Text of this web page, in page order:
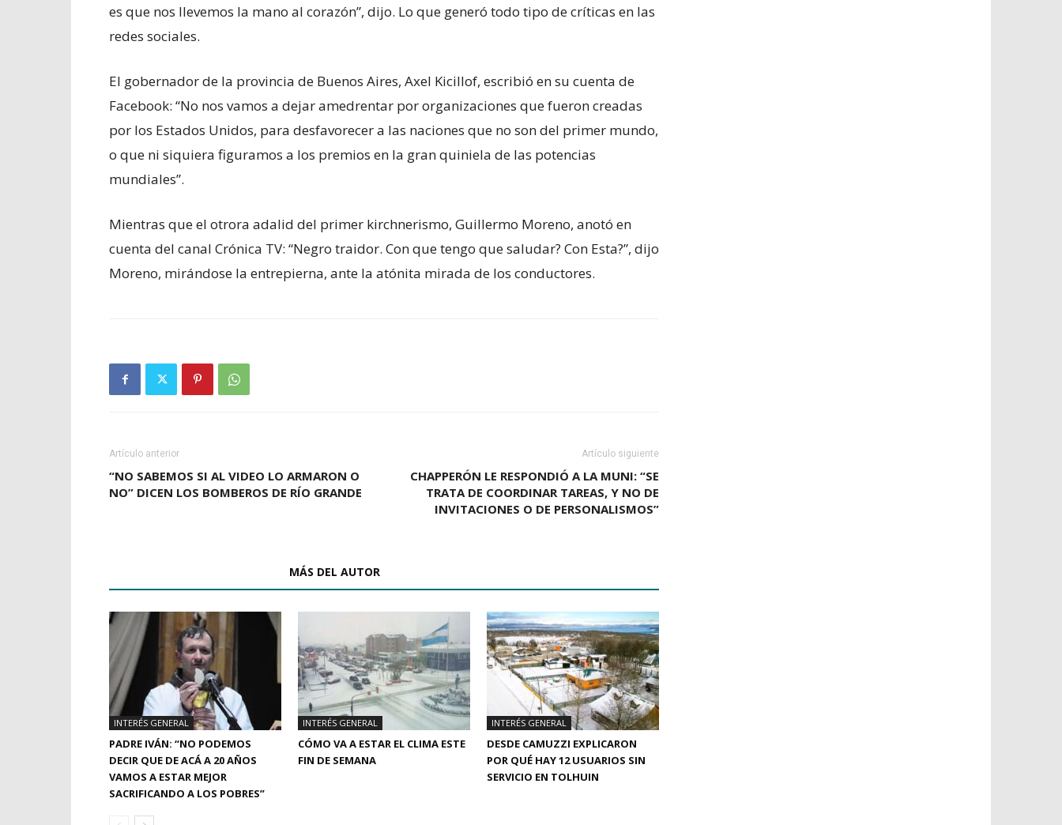
es que nos llevemos la mano al corazón”, dijo. Lo que generó todo tipo de críticas en las
redes sociales.
El gobernador de la provincia de Buenos Aires, Axel Kicillof, escribió en su cuenta de
Facebook: “No nos vamos a dejar amedrentar por organizaciones que fueron creadas
por los Estados Unidos, para desfavorecer a las naciones que no son del primer mundo,
o que ni siquiera figuramos a los premios en la gran quiniela de las potencias
mundiales”.
Mientras que el otrora adalid del primer kirchnerismo, Guillermo Moreno, anotó en
cuenta del canal Crónica TV: “Negro traidor. Con que tengo que saludar? Con Esta?”, dijo
Moreno, mirándose la entrepierna, ante la atónita mirada de los conductores.
Artículo anterior
“NO SABEMOS SI AL VIDEO LO ARMARON O
NO” DICEN LOS BOMBEROS DE RÍO GRANDE
Artículo siguiente
CHAPPERÓN LE RESPONDIÓ A LA MUNI: “SE
TRATA DE COORDINAR TAREAS, Y NO DE
INVITACIONES O DE PERSONALISMOS”
MÁS DEL AUTOR
INTERÉS GENERAL
PADRE IVÁN: “NO PODEMOS
DECIR QUE DE ACÁ A 20 AÑOS
VAMOS A ESTAR MEJOR
SACRIFICANDO A LOS POBRES”
INTERÉS GENERAL
CÓMO VA A ESTAR EL CLIMA ESTE
FIN DE SEMANA
INTERÉS GENERAL
DESDE CAMUZZI EXPLICARON
POR QUÉ HAY 12 USUARIOS SIN
SERVICIO EN TOLHUIN